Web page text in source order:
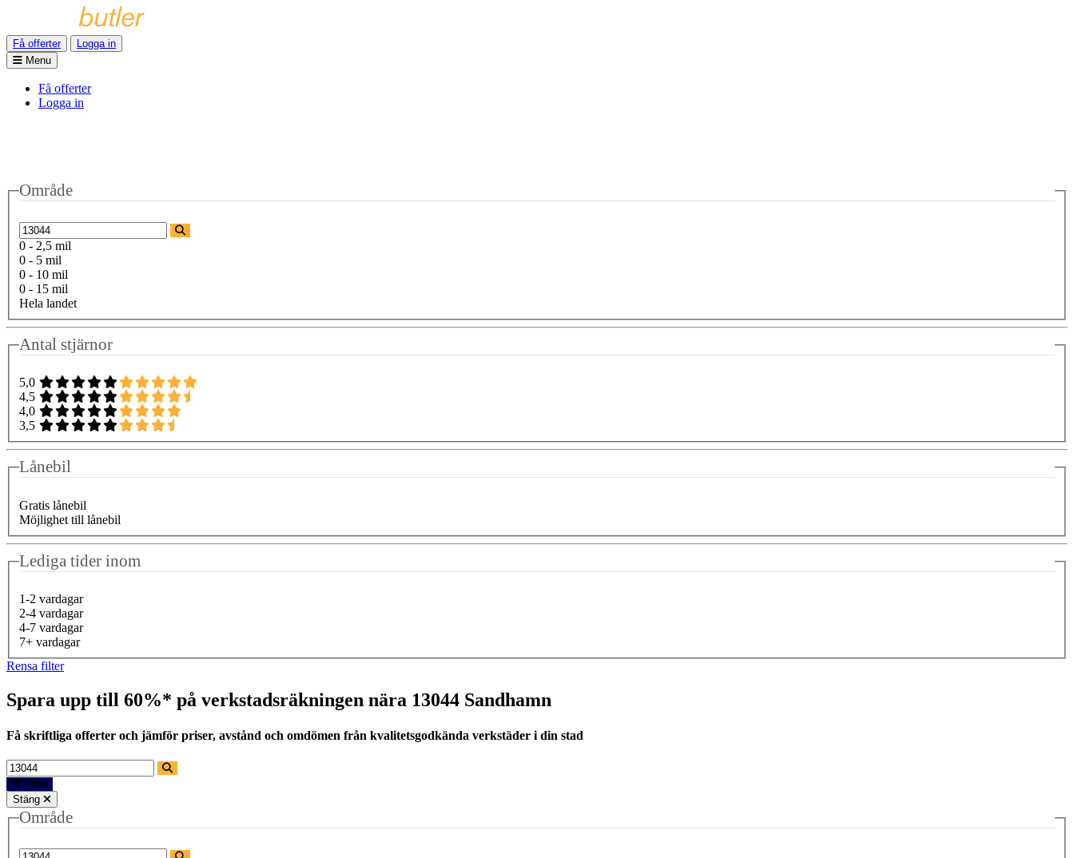
Få offerter
Logga in
Menu
Få offerter
Logga in
Område
0 - 2,5 mil
0 - 5 mil
0 - 10 mil
0 - 15 mil
Hela landet
Antal stjärnor
5,0
4,5
4,0
3,5
Lånebil
Gratis lånebil
Möjlighet till lånebil
Lediga tider inom
1-2 vardagar
2-4 vardagar
4-7 vardagar
7+ vardagar
Rensa filter
Spara upp till 60%* på verkstadsräkningen nära 13044 Sandhamn
Få skriftliga offerter och jämför priser, avstånd och omdömen från kvalitetsgodkända verkstäder i din stad
Filter
Stäng
Område